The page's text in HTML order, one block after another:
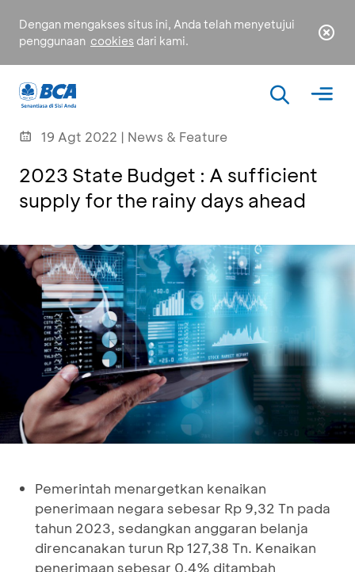
Dengan mengakses situs ini, Anda telah menyetujui
penggunaan cookies dari kami.
19 Agt 2022 | News & Feature
2023 State Budget : A sufficient
supply for the rainy days ahead
Pemerintah menargetkan kenaikan
penerimaan negara sebesar Rp 9,32 Tn pada
tahun 2023, sedangkan anggaran belanja
direncanakan turun Rp 127,38 Tn. Kenaikan
penerimaan sebesar 0,4% ditambah